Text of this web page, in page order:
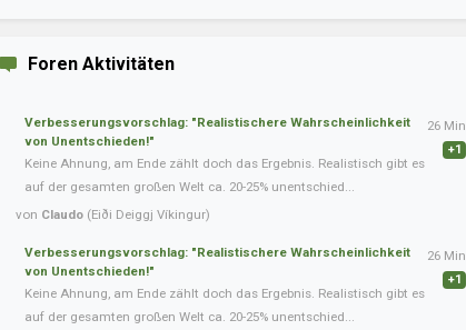
Foren Aktivitäten
Verbesserungsvorschlag: "Realistischere Wahrscheinlichkeit
von Unentschieden!"
Keine Ahnung, am Ende zählt doch das Ergebnis. Realistisch gibt es
auf der gesamten großen Welt ca. 20-25% unentschied...
von Claudo (Eiði Deiggj Víkingur)
26 Min
+1
Verbesserungsvorschlag: "Realistischere Wahrscheinlichkeit
von Unentschieden!"
Keine Ahnung, am Ende zählt doch das Ergebnis. Realistisch gibt es
auf der gesamten großen Welt ca. 20-25% unentschied...
26 Min
+1